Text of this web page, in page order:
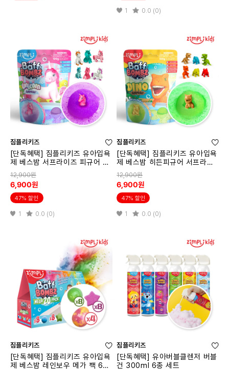
1 0.0 (0)
짐플리키즈
[단독혜택] 짐플리키즈 유아입욕
제 베스밤 서프라이즈 피규어 유
니콘 6934
12,900원
6,900원
47% 할인
1 0.0 (0)
짐플리키즈
[단독혜택] 짐플리키즈 유아입욕
제 베스밤 히든피규어 서프라이
즈 팩 다이노 6933
12,900원
6,900원
47% 할인
1 0.0 (0)
짐플리키즈
[단독혜택] 짐플리키즈 유아입욕
제 베스밤 레인보우 메가 팩 65
짐플리키즈
[단독혜택] 유아버블클렌저 버블
건 300ml 6종 세트